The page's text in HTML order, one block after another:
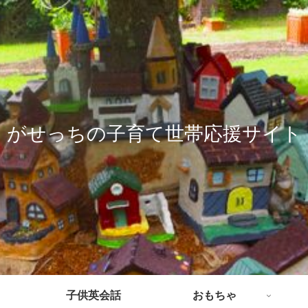
がせっちの子育て世帯応援サイト
子供英会話 おもちゃ